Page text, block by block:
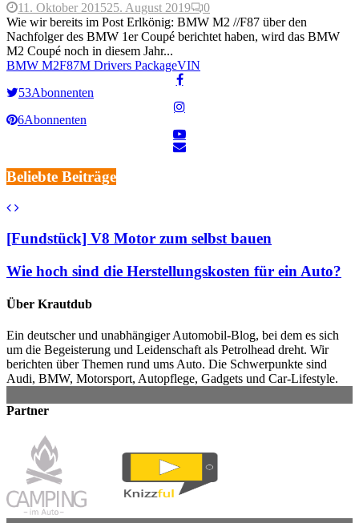
11. Oktober 201525. August 2019
0
Wie wir bereits im Post Erlkönig: BMW M2 //F87 über den
Nachfolger des BMW 1er Coupé berichtet haben, wird das BMW
M2 Coupé noch in diesem Jahr...
BMW M2F87M Drivers PackageVIN
53Abonnenten
6Abonnenten
Beliebte Beiträge
[Fundstück] V8 Motor zum selbst bauen
Wie hoch sind die Herstellungskosten für ein Auto?
Über Krautdub
Ein deutscher und unabhängiger Automobil-Blog, bei dem es sich
um die Begeisterung und Leidenschaft als Petrolhead dreht. Wir
berichten über Themen rund ums Auto. Die Schwerpunkte sind
Audi, BMW, Motorsport, Autopflege, Gadgets und Car-Lifestyle.
Partner